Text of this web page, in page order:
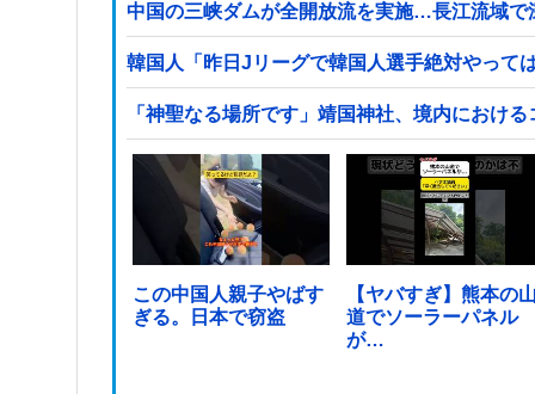
中国の三峡ダムが全開放流を実施…長江流域で
韓国人「昨日Jリーグで韓国人選手絶対やって
「神聖なる場所です」靖国神社、境内におけ
この中国人親子やばす
ぎる。日本で窃盗
【ヤバすぎ】熊本の
道でソーラーパネル
が…